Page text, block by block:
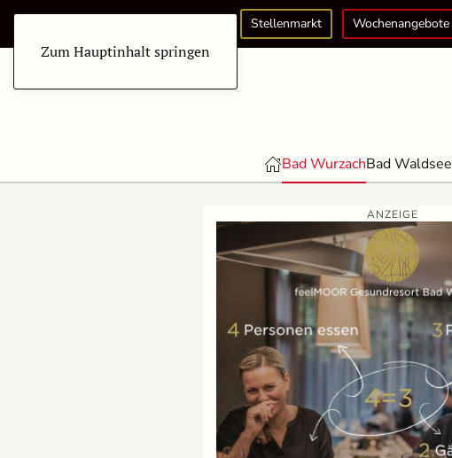
Zum Hauptinhalt springen
Stellenmarkt Wochenangebote
Bad WurzachBad Waldsee
ANZEIGE